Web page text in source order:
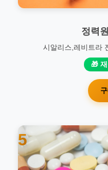
정력원
시알리스,레비트라
🎁
5